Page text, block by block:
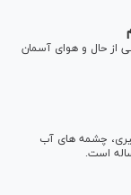
از حال و هوای آسمان
چشمه های آب
است.